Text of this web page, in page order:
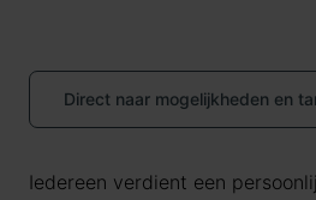
Direct naar mogelijkheden en
Iedereen verdient een